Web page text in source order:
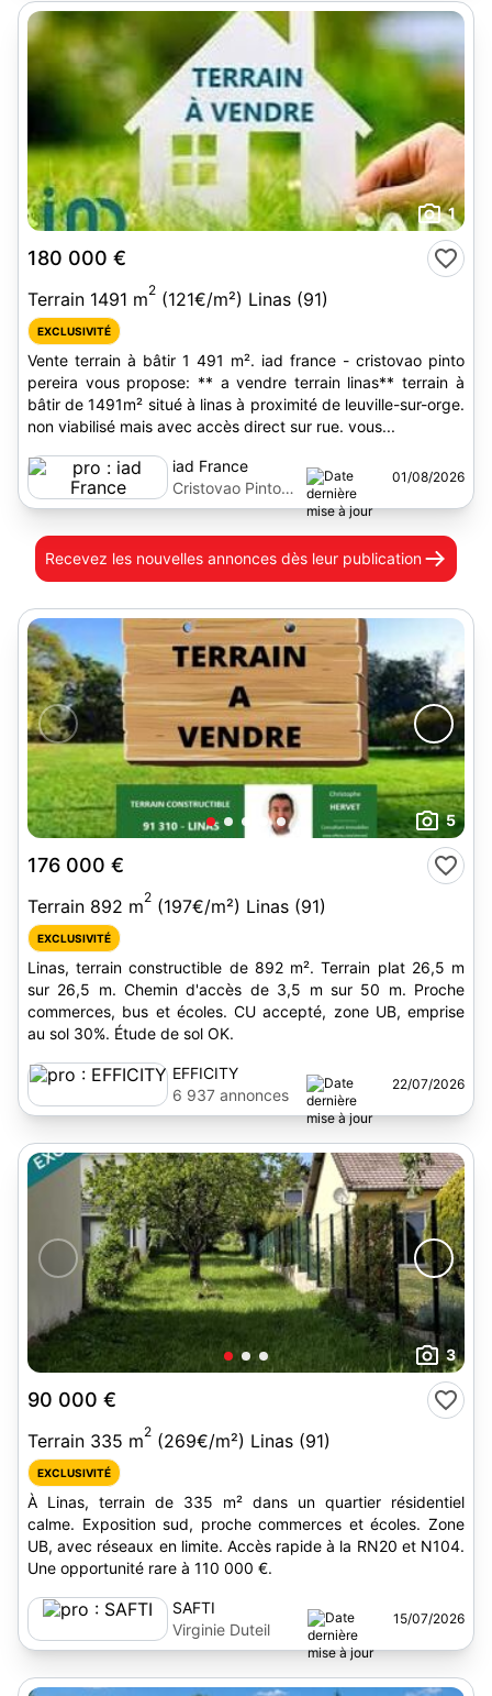
1
180 000 €
Terrain 1491 m2 (121€/m²) Linas (91)
EXCLUSIVITÉ
Vente terrain à bâtir 1 491 m². iad france - cristovao pinto
pereira vous propose: ** a vendre terrain linas** terrain à
bâtir de 1491m² situé à linas à proximité de leuville-sur-orge.
non viabilisé mais avec accès direct sur rue. vous...
iad France
Cristovao Pinto
Pereira
01/08/2026
Recevez les nouvelles annonces dès leur publication
5
176 000 €
Terrain 892 m2 (197€/m²) Linas (91)
EXCLUSIVITÉ
Linas, terrain constructible de 892 m². Terrain plat 26,5 m
sur 26,5 m. Chemin d'accès de 3,5 m sur 50 m. Proche
commerces, bus et écoles. CU accepté, zone UB, emprise
au sol 30%. Étude de sol OK.
EFFICITY
6 937 annonces
22/07/2026
3
90 000 €
Terrain 335 m2 (269€/m²) Linas (91)
EXCLUSIVITÉ
À Linas, terrain de 335 m² dans un quartier résidentiel
calme. Exposition sud, proche commerces et écoles. Zone
UB, avec réseaux en limite. Accès rapide à la RN20 et N104.
Une opportunité rare à 110 000 €.
SAFTI
Virginie Duteil
15/07/2026